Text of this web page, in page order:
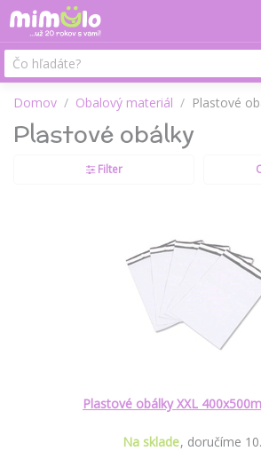
Domov Obalový materiál Plastové
Plastové obálky
Filter
Plastové obálky XXL
Na sklade doručíme 10.